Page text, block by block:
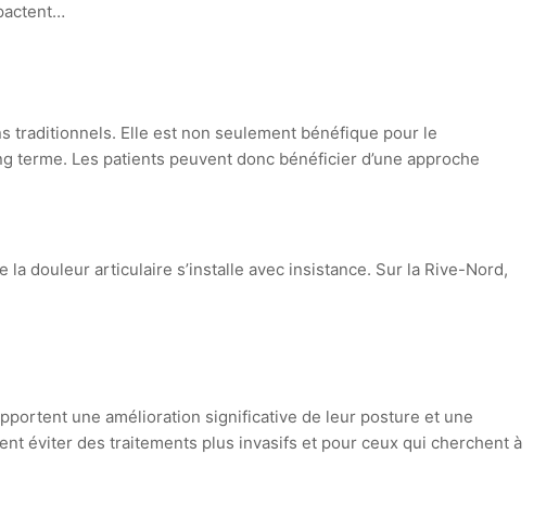
traditionnels. Elle est non seulement bénéfique pour le
Les patients peuvent donc bénéficier d’une approche
douleur articulaire s’installe avec insistance. Sur la Rive-Nord,
une amélioration significative de leur posture et une
éviter des traitements plus invasifs et pour ceux qui cherchent à